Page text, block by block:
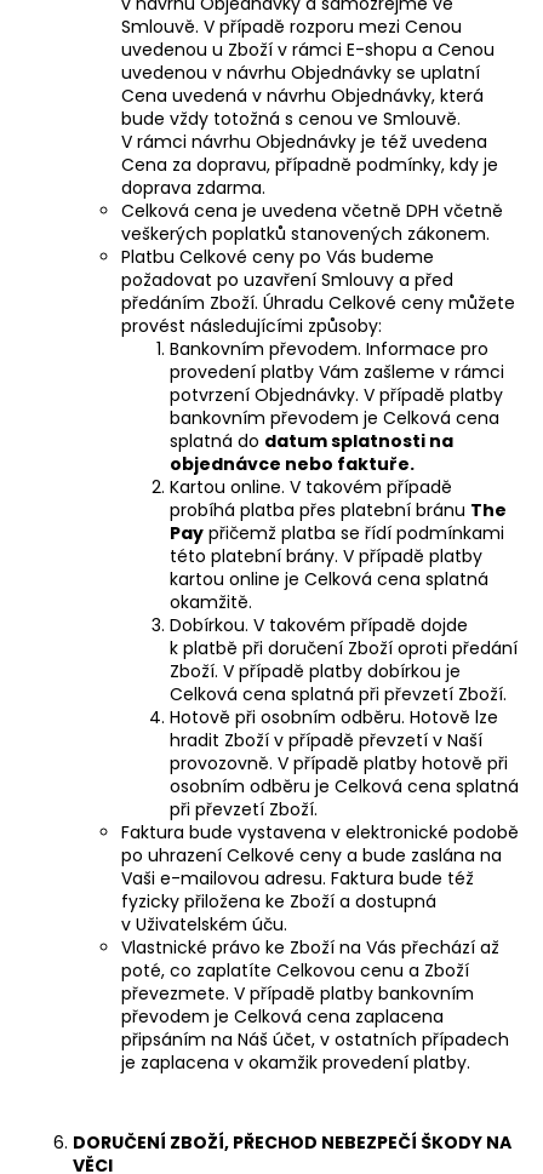
Smlouvě. V případě rozporu mezi Cenou
uvedenou u Zboží v rámci E-shopu a Cenou
uvedenou v návrhu Objednávky se uplatní
Cena uvedená v návrhu Objednávky, která
bude vždy totožná s cenou ve Smlouvě.
V rámci návrhu Objednávky je též uvedena
Cena za dopravu, případně podmínky, kdy je
doprava zdarma.
Celková cena je uvedena včetně DPH včetně
veškerých poplatků stanovených zákonem.
Platbu Celkové ceny po Vás budeme
požadovat po uzavření Smlouvy a před
předáním Zboží. Úhradu Celkové ceny můžete
provést následujícími způsoby:
Bankovním převodem. Informace pro
provedení platby Vám zašleme v rámci
potvrzení Objednávky. V případě platby
bankovním převodem je Celková cena
splatná do datum splatnosti na
objednávce nebo faktuře.
Kartou online. V takovém případě
probíhá platba přes platební bránu The
Pay přičemž platba se řídí podmínkami
této platební brány. V případě platby
kartou online je Celková cena splatná
okamžitě.
Dobírkou. V takovém případě dojde
k platbě při doručení Zboží oproti předání
Zboží. V případě platby dobírkou je
Celková cena splatná při převzetí Zboží.
Hotově při osobním odběru. Hotově lze
hradit Zboží v případě převzetí v Naší
provozovně. V případě platby hotově při
osobním odběru je Celková cena splatná
při převzetí Zboží.
Faktura bude vystavena v elektronické podobě
po uhrazení Celkové ceny a bude zaslána na
Vaši e-mailovou adresu. Faktura bude též
fyzicky přiložena ke Zboží a dostupná
v Uživatelském úču.
Vlastnické právo ke Zboží na Vás přechází až
poté, co zaplatíte Celkovou cenu a Zboží
převezmete. V případě platby bankovním
převodem je Celková cena zaplacena
připsáním na Náš účet, v ostatních případech
je zaplacena v okamžik provedení platby.
DORUČENÍ ZBOŽÍ, PŘECHOD NEBEZPEČÍ ŠKODY NA
VĚCI